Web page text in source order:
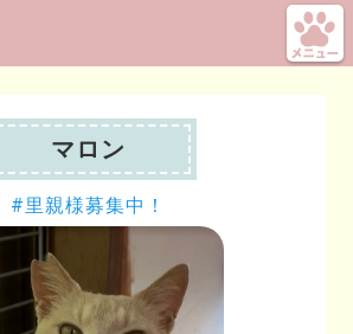
マロン
里親様募集中！